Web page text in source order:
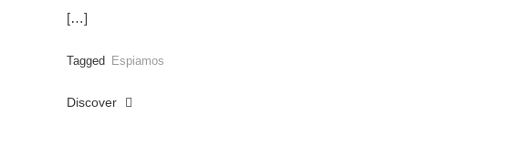
[…]
Tagged Espiamos
Discover